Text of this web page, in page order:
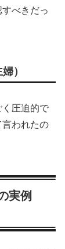
べきだっ
）
く圧迫的で
われたの
実例